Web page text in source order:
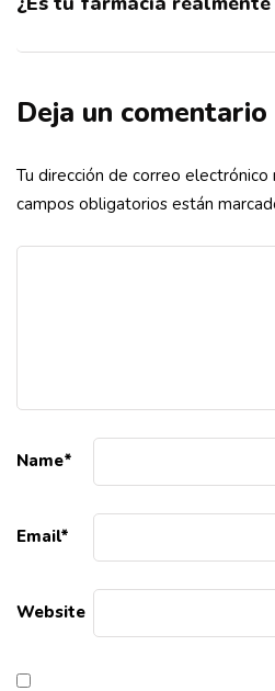
Deja un comentario
Tu dirección de correo electrónico
campos obligatorios están
Name*
Email*
Website